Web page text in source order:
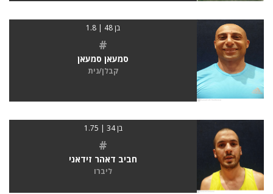
בן 48 | 1.8
#
סמעאן סמעאן
קבלן/נית
בן 34 | 1.75
#
חביב דאהר זידאני
ליברו